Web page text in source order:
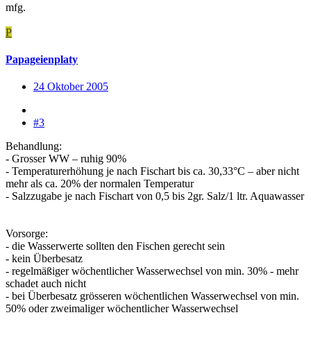
mfg.
P
Papageienplaty
24 Oktober 2005
#3
Behandlung:
- Grosser WW – ruhig 90%
- Temperaturerhöhung je nach Fischart bis ca. 30,33°C – aber nicht
mehr als ca. 20% der normalen Temperatur
- Salzzugabe je nach Fischart von 0,5 bis 2gr. Salz/1 ltr. Aquawasser
Vorsorge:
- die Wasserwerte sollten den Fischen gerecht sein
- kein Überbesatz
- regelmäßiger wöchentlicher Wasserwechsel von min. 30% - mehr
schadet auch nicht
- bei Überbesatz grösseren wöchentlichen Wasserwechsel von min.
50% oder zweimaliger wöchentlicher Wasserwechsel